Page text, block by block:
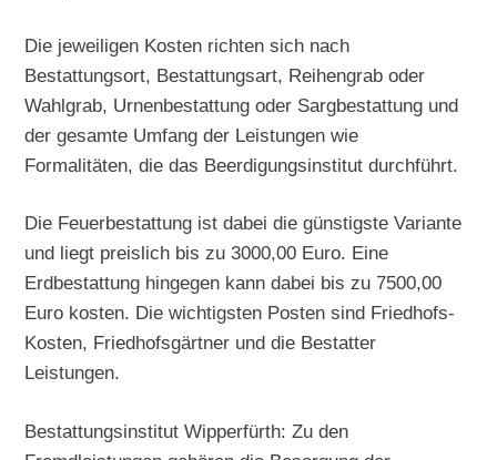
Die jeweiligen Kosten richten sich nach
Bestattungsort, Bestattungsart, Reihengrab oder
Wahlgrab, Urnenbestattung oder Sargbestattung und
der gesamte Umfang der Leistungen wie
Formalitäten, die das Beerdigungsinstitut durchführt.
Die Feuerbestattung ist dabei die günstigste Variante
und liegt preislich bis zu 3000,00 Euro. Eine
Erdbestattung hingegen kann dabei bis zu 7500,00
Euro kosten. Die wichtigsten Posten sind Friedhofs-
Kosten, Friedhofsgärtner und die Bestatter
Leistungen.
Bestattungsinstitut Wipperfürth: Zu den